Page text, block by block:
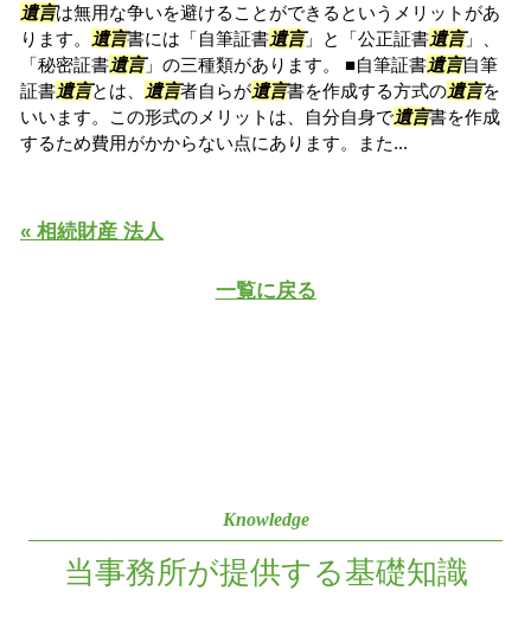
遺言は無用な争いを避けることができるというメリットがあ
ります。
遺言書には「自筆証書遺言」と「公正証書遺言」、
「秘密証書遺言」の三種類があります。 ■自筆証書遺言自筆
証書遺言とは、 遺言者自らが遺言書を作成する方式の遺言を
いいます。この形式のメリットは、自分自身で遺言書を作成
するため費用がかからない点にあります。また...
« 相続財産 法人
一覧に戻る
Knowledge
当事務所が提供する基礎知識